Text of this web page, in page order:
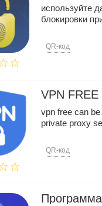
используйте
блокировки
QR-код
VPN FREE
vpn free can
private proxy
QR-код